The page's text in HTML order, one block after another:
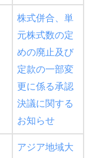
株式併合、単
元株式数の定
めの廃止及び
定款の一部変
更に係る承認
決議に関する
お知らせ
アジア地域大